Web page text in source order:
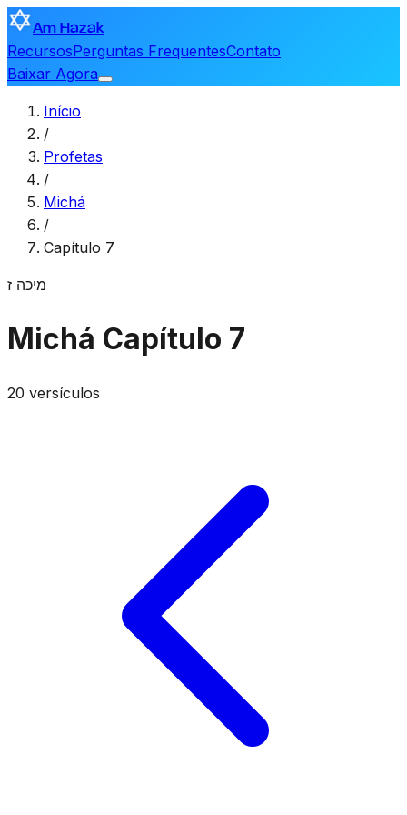
Am Hazak
RecursosPerguntas FrequentesContato
Baixar Agora
Início
/
Profetas
/
Michá
/
Capítulo 7
מיכה ז
Michá Capítulo 7
20 versículos